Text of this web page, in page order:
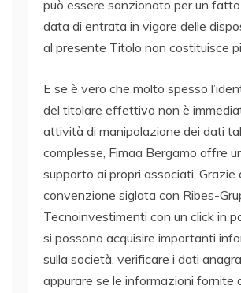
può essere sanzionato per un
data di entrata in vigore delle
al presente Titolo non costituisce
E se è vero che molto spesso
del titolare effettivo non è
attività di manipolazione dei dati
complesse, Fimaa Bergamo offre
supporto ai propri associati. Grazie
convenzione siglata con Ribes-
Tecnoinvestimenti con un click in
si possono acquisire importanti
sulla società, verificare i dati
appurare se le informazioni fornite